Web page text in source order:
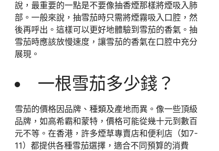
說，最重要的一點是不要像抽香煙那樣將煙吸入肺
部。一般來說，抽雪茄時只需將煙霧吸入口腔，然
後再呼出。這樣可以更好地體驗到雪茄的香氣。抽
雪茄時應該放慢速度，讓雪茄的香氣在口腔中充分
展現。
一根雪茄多少錢？
雪茄的價格因品牌、種類及產地而異。像一些頂級
品牌，如高希霸和蒙特，價格可能從幾十元到數百
元不等。在香港，許多煙草專賣店和便利店（如7-
11）都提供各種雪茄選擇，適合不同預算的消費